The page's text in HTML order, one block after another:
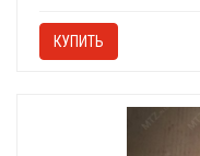
КУПИТЬ